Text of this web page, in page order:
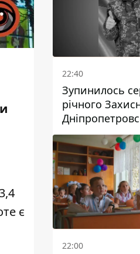
є
22:40
Зупинилось
річного
Євгена
22:00